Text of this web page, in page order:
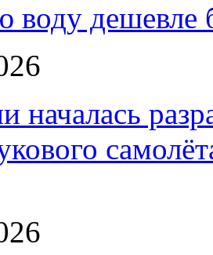
воду дешевле
началась